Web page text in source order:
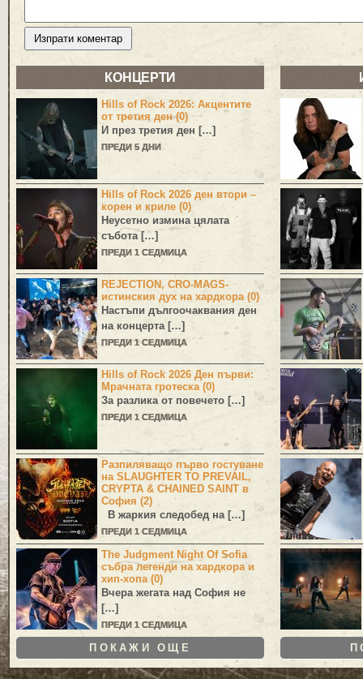
КОНЦЕРТИ
Hills of Rock 2026: Акцентите
от третия ден (0)
И през третия ден […]
ПРЕДИ 5 ДНИ
Hills of Rock 2026 ден втори –
корен и криле (0)
Неусетно измина цялата
събота […]
ПРЕДИ 1 СЕДМИЦА
REJECTION, CRO-MAGS-
истинския дух на хардкора (0)
Настъпи дългоочаквания ден
на концерта […]
ПРЕДИ 1 СЕДМИЦА
Hills of Rock 2026 Ден първи:
Мрачната гротеска (0)
За разлика от повечето […]
ПРЕДИ 1 СЕДМИЦА
Разпиляващо първо гостуване
на SLAUGHTER TO PREVAIL,
CRYPTA & CHAINED SAINT в
София (2)
В жаркия следобед на […]
ПРЕДИ 1 СЕДМИЦА
The Judgment Night Of Sofia
събра легенди на хардкора и
хип-хопа (0)
Вчера жегата над София не
[…]
ПРЕДИ 1 СЕДМИЦА
ПОКАЖИ ОЩЕ